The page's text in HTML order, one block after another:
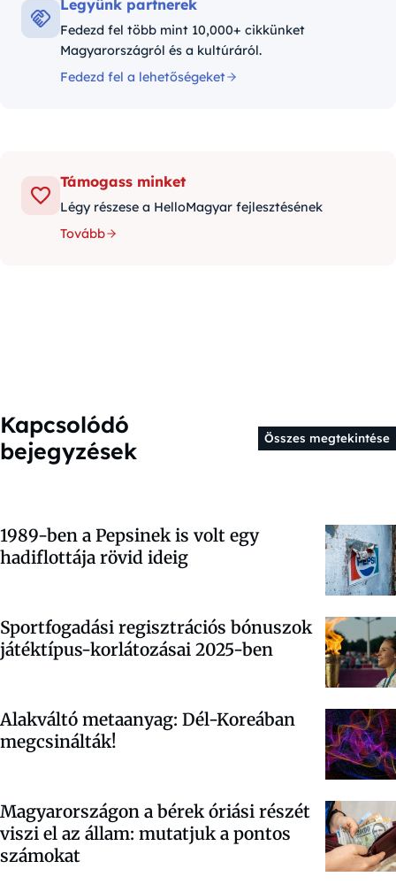
Legyünk partnerek
Fedezd fel több mint 10,000+ cikkünket
Magyarországról és a kultúráról.
Fedezd fel a lehetőségeket
Támogass minket
Légy részese a HelloMagyar fejlesztésének
Tovább
Kapcsolódó
bejegyzések
Összes megtekintése
1989-ben a Pepsinek is volt egy
hadiflottája rövid ideig
Sportfogadási regisztrációs bónuszok
játéktípus-korlátozásai 2025-ben
Alakváltó metaanyag: Dél-Koreában
megcsinálták!
Magyarországon a bérek óriási részét
viszi el az állam: mutatjuk a pontos
számokat